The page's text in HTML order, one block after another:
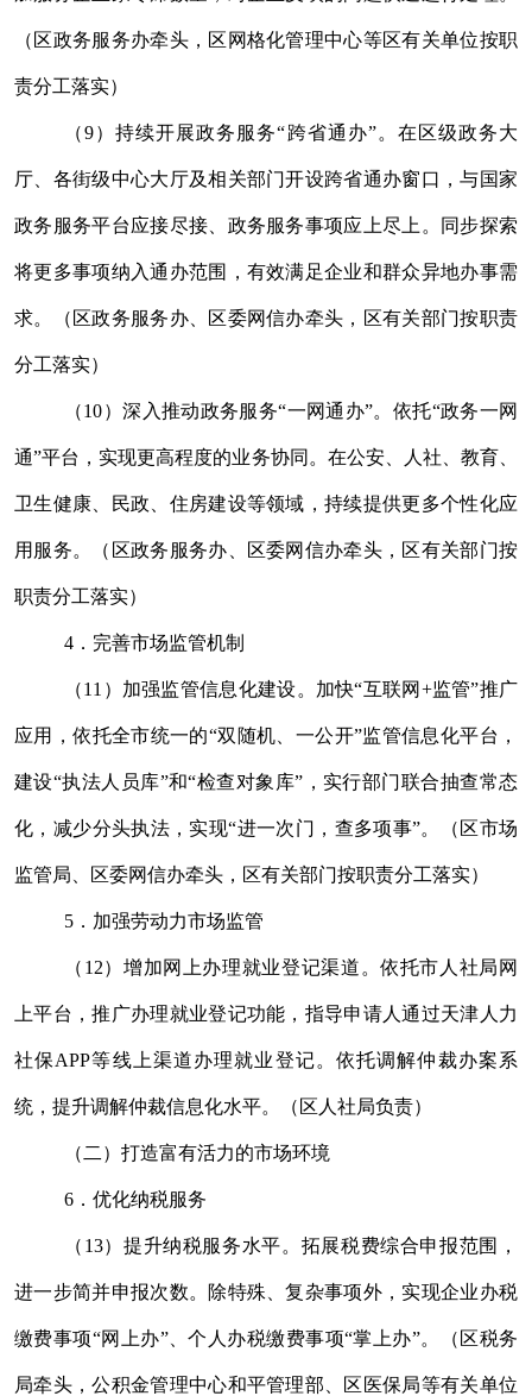
（区政务服务办牵头，区网格化管理中心等区有关单位按职
责分工落实）
（9）持续开展政务服务“跨省通办”。在区级政务大
厅、各街级中心大厅及相关部门开设跨省通办窗口，与国家
政务服务平台应接尽接、政务服务事项应上尽上。同步探索
将更多事项纳入通办范围，有效满足企业和群众异地办事需
求。（区政务服务办、区委网信办牵头，区有关部门按职责
分工落实）
（10）深入推动政务服务“一网通办”。依托“政务一网
通”平台，实现更高程度的业务协同。在公安、人社、教育、
卫生健康、民政、住房建设等领域，持续提供更多个性化应
用服务。（区政务服务办、区委网信办牵头，区有关部门按
职责分工落实）
4 ．完善市场监管机制
（11 ）加强监管信息化建设。加快“互联网 +监管”推广
应用，依托全市统一的“双随机、一公开”监管信息化平台，
建设“执法人员库”和“检查对象库” ，实行部门联合抽查常态
化，减少分头执法，实现“进一次门，查多项事”。（区市场
监管局、区委网信办牵头，区有关部门按职责分工落实）
5 ． 加强劳动力市场监管
（ 12）增加网上办理就业登记渠道。依托市人社局网
上平台，推广办理就业登记功能，指导申请人通过天津人力
社保APP等线上渠道办理就业登记。依托调解仲裁办案系
统，提升调解仲裁信息化水平。（区人社局负责）
（二）打造富有活力的市场环境
6 ． 优化纳税服务
（ 13） 提升纳税服务水平。拓展税费综合申报范围，
进一步简并申报次数。除特殊、复杂事项外，实现企业办税
缴费事项“网上办”、个人办税缴费事项“掌上办”。 （区税务
局牵头，公积金管理中心和平管理部、区医保局等有关单位